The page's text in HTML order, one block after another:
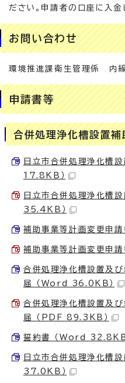
ださい。申請者の口座に入金
お問い合わせ
環境推進課衛生管理係 内
申請書等
合併処理浄化槽設置
日立市合併処理浄化槽
17.8KB）
日立市合併処理浄化槽
35.4KB）
補助事業等計画変更申
補助事業等計画変更申
合併処理浄化槽設置及
届 （Word 36.0KB）
合併処理浄化槽設置及
届 （PDF 89.3KB）
誓約書 （Word 32.8KB
日立市合併処理浄化槽
37.0KB）